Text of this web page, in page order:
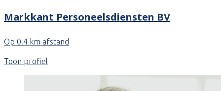
Markkant Personeelsdiensten BV
Op 0.4 km afstand
Toon profiel